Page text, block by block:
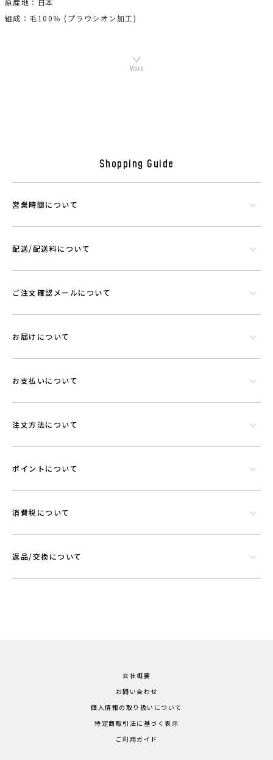
組成：毛100％ (プラウシオン加工)
シリカやトルマリンなど数種類の天然鉱石でできたミネラル混合体で
Shopping Guide
営業時間について
配送/配送料について
ご注文確認メールについて
お届けについて
お支払いについて
注文方法について
ポイントについて
消費税について
返品/交換について
会社概要
お問い合わせ
個人情報の取り扱いについて
特定商取引法に基づく表示
ご利用ガイド